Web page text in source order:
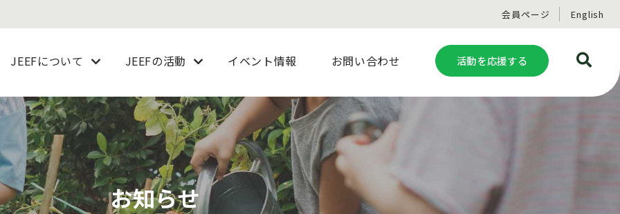
JEEFについて JEEFの活動 イベント情報 お問い合わせ 活動を応援する
会員ページ English
お知らせ